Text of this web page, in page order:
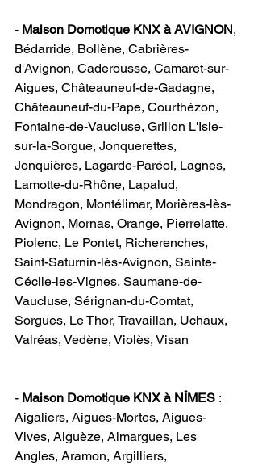
- Maison Domotique KNX à AVIGNON​,
Bédarride, Bollène, Cabrières-
d'Avignon, Caderousse, Camaret-sur-
Aigues, Châteauneuf-de-Gadagne,
Châteauneuf-du-Pape, Courthézon,
Fontaine-de-Vaucluse, Grillon L'Isle-
sur-la-Sorgue, Jonquerettes,
Jonquières, Lagarde-Paréol, Lagnes,
Lamotte-du-Rhône, Lapalud,
Mondragon, Montélimar, Morières-lès-
Avignon, Mornas, Orange, Pierrelatte,
Piolenc, Le Pontet, Richerenches,
Saint-Saturnin-lès-Avignon, Sainte-
Cécile-les-Vignes, Saumane-de-
Vaucluse, Sérignan-du-Comtat,
Sorgues, Le Thor, Travaillan, Uchaux,
Valréas, Vedène, Violès, Visan
- Maison Domotique KNX à NÎMES :
Aigaliers, Aigues-Mortes, Aigues-
Vives, Aiguèze, Aimargues, Les
Angles, Aramon, Argilliers,